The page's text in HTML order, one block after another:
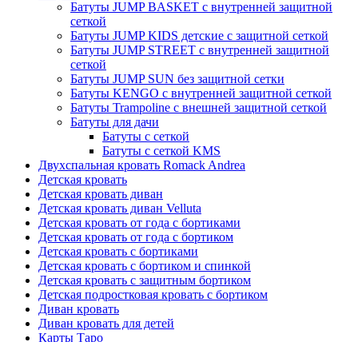
Батуты JUMP BASKET с внутренней защитной
сеткой
Батуты JUMP KIDS детские с защитной сеткой
Батуты JUMP STREET с внутренней защитной
сеткой
Батуты JUMP SUN без защитной сетки
Батуты KENGO с внутренней защитной сеткой
Батуты Trampoline с внешней защитной сеткой
Батуты для дачи
Батуты с сеткой
Батуты с сеткой KMS
Двухспальная кровать Romack Andrea
Детская кровать
Детская кровать диван
Детская кровать диван Velluta
Детская кровать от года с бортиками
Детская кровать от года с бортиком
Детская кровать с бортиками
Детская кровать с бортиком и спинкой
Детская кровать с защитным бортиком
Детская подростковая кровать с бортиком
Диван кровать
Диван кровать для детей
Карты Таро